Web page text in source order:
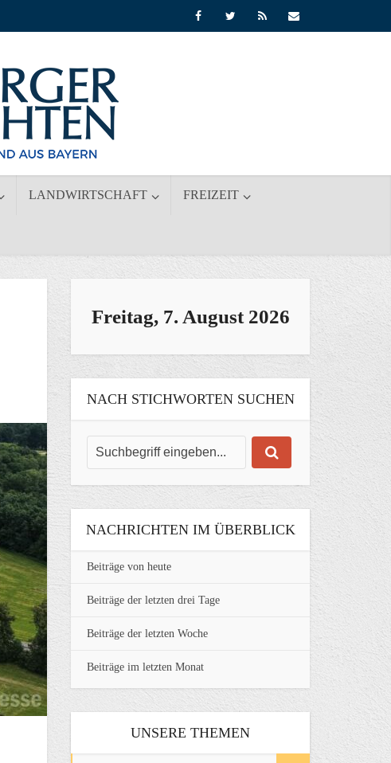
LANDWIRTSCHAFT FREIZEIT
Freitag, 7. August 2026
NACH STICHWORTEN SUCHEN
NACHRICHTEN IM ÜBERBLICK
Beiträge von heute
Beiträge der letzten drei Tage
Beiträge der letzten Woche
Beiträge im letzten Monat
UNSERE THEMEN